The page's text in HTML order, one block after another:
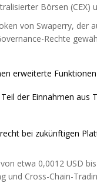
Börsen (CEX)
von Swaperry, der
Rechte
erweiterte
Teil der Einnahmen aus
bei zukünftigen
etwa 0,0012 USD
und Cross-Chain-